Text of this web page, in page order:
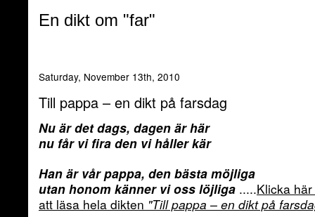
En dikt om "far"
Saturday, November 13th, 2010
Till pappa – en dikt på farsdag
Nu är det dags, dagen är här
nu får vi fira den vi håller kär
Han är vår pappa, den bästa möjliga
utan honom känner vi oss löjliga .....Klicka
att läsa hela dikten "Till pappa – en dikt på